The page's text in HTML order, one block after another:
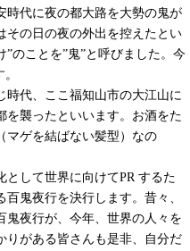
時代に夜の都大路を大勢の鬼が
その日の夜の外出を控えたとい
のことを”鬼”と呼びました。今
時代、ここ福知山市の大江山に
を襲ったといいます。お酒をた
マゲを結ばない髪型）なの
して世界に向けてPR するた
鬼夜行を決行します。昔々、
鬼夜行が、今年、世界の人々を
りがある皆さんも是非、自分だ